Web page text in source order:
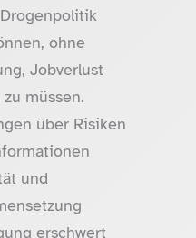
ohne
Jobverlust
müssen.
über Risiken
und
erschwert